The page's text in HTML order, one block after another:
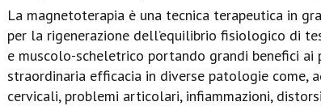
La magnetoterapia è una tecnica terapeutica in
per la rigenerazione dell’equilibrio fisiologico di
e muscolo-scheletrico portando grandi benefici
straordinaria efficacia in diverse patologie come,
cervicali, problemi articolari, infiammazioni,